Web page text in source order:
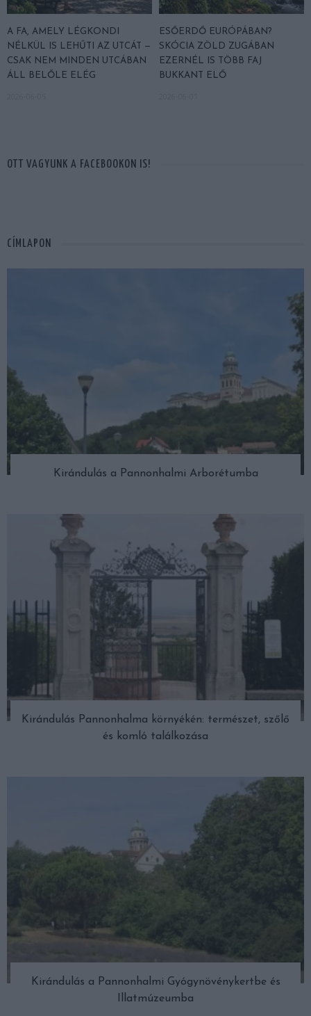
A FA, AMELY LÉGKONDI
NÉLKÜL IS LEHŰTI AZ UTCÁT —
CSAK NEM MINDEN UTCÁBAN
ÁLL BELŐLE ELÉG
ESŐERDŐ EURÓPÁBAN?
SKÓCIA ZÖLD ZUGÁBAN
EZERNÉL IS TÖBB FAJ
BUKKANT ELŐ
OTT VAGYUNK A FACEBOOKON IS!
CÍMLAPON
Kirándulás a Pannonhalmi Arborétumba
Kirándulás Pannonhalma környékén: természet, szőlő
és komló találkozása
Kirándulás a Pannonhalmi Gyógynövénykertbe és
Illatmúzeumba